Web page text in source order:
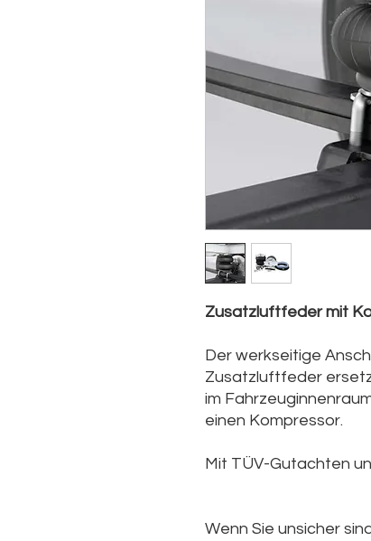
Zusatzluftfeder mit
Der werkseitige
Zusatzluftfeder
im
einen Kompressor.
Mit TÜV-Gutachten
Wenn Sie unsicher